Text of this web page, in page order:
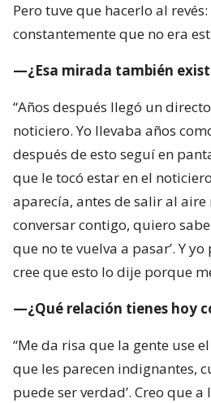
Pero tuve que hacerlo al
constantemente que no era
—¿Esa mirada también
“Años después llegó un
noticiero. Yo llevaba años
después de esto seguí en
que le tocó estar en el
aparecía, antes de salir al aire
conversar contigo, quiero
que no te vuelva a pasar’. Y yo
cree que esto lo dije porque
—¿Qué relación tienes hoy
“Me da risa que la gente use
que les parecen indignantes,
puede ser verdad’. Creo que a